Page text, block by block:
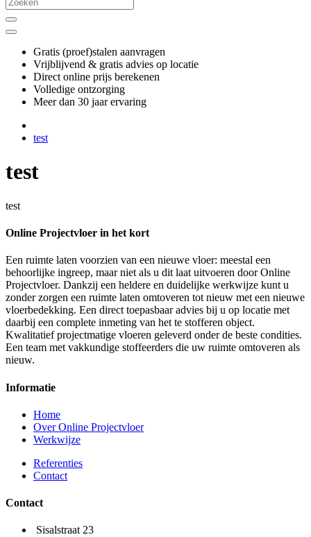
Gratis (proef)stalen aanvragen
Vrijblijvend & gratis advies op locatie
Direct online prijs berekenen
Volledige ontzorging
Meer dan 30 jaar ervaring
test
test
test
Online Projectvloer in het kort
Een ruimte laten voorzien van een nieuwe vloer: meestal een
behoorlijke ingreep, maar niet als u dit laat uitvoeren door Online
Projectvloer. Dankzij een heldere en duidelijke werkwijze kunt u
zonder zorgen een ruimte laten omtoveren tot nieuw met een nieuwe
vloerbedekking. Een direct toepasbaar advies bij u op locatie met
daarbij een complete inmeting van het te stofferen object.
Kwalitatief projectmatige vloeren geleverd onder de beste condities.
Een team met vakkundige stoffeerders die uw ruimte omtoveren als
nieuw.
Informatie
Home
Over Online Projectvloer
Werkwijze
Referenties
Contact
Contact
Sisalstraat 23